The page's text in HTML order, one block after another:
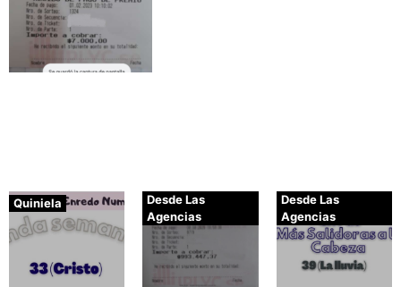
Quiniela
Desde Las
Agencias
Desde Las
Agencias